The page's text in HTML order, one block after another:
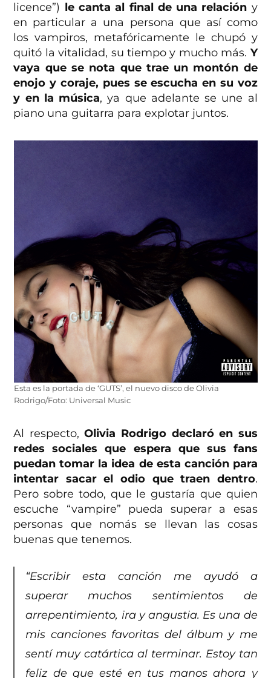
licence”) le canta al final de una relación y
en particular a una persona que así como
los vampiros, metafóricamente le chupó y
quitó la vitalidad, su tiempo y mucho más. Y
vaya que se nota que trae un montón de
enojo y coraje, pues se escucha en su voz
y en la música, ya que adelante se une al
piano una guitarra para explotar juntos.
Esta es la portada de ‘GUTS’, el nuevo disco de Olivia
Rodrigo/Foto: Universal Music
Al respecto,Olivia Rodrigo declaró en sus
redes sociales que espera que sus fans
puedan tomar la idea de esta canción para
intentar sacar el odio que traen dentro.
Pero sobre todo, que le gustaría que quien
escuche “vampire” pueda superar a esas
personas que nomás se llevan las cosas
buenas que tenemos.
“Escribir esta canción me ayudó a
superar muchos sentimientos de
arrepentimiento, ira y angustia. Es una de
mis canciones favoritas del álbum y me
sentí muy catártica al terminar. Estoy tan
feliz de que esté en tus manos ahora y